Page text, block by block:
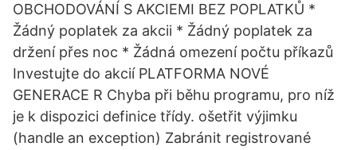
OBCHODOVÁNÍ S AKCIEMI BEZ POPLATKŮ *
Žádný poplatek za akcii * Žádný poplatek za
držení přes noc * Žádná omezení počtu příkazů
Investujte do akcií PLATFORMA NOVÉ
GENERACE R Chyba při běhu programu, pro níž
je k dispozici definice třídy. ošetřit výjimku
(handle an exception) Zabránit registrované